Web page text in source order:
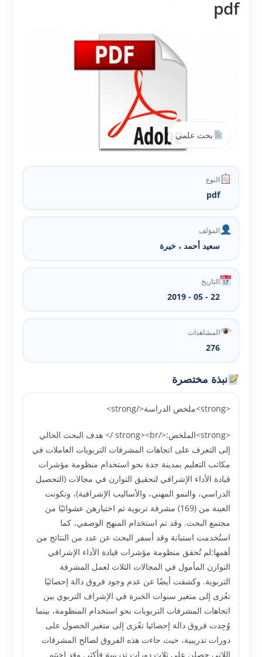
pdf
بحث علمي
النوع
pdf
المؤلف
سعيد أحمد ، خيرة
التاريخ
22 - 05 - 2019
المشاهدات
276
نبذة مختصرة
<strong>ملخص الدراسة</strong>
<strong>الملخص:</strong><br /> هدف البحث الحالي
إلى التعرف على اتجاهات المشرفات التربويات العاملات في
مکاتب التعليم بمدينة جدة نحو استخدام منظومة مؤشرات
قيادة الأداء الإشرافي لتحقيق التوازن في مجالات (التحصيل
الدراسي، والنمو المهني، والأساليب الإشرافية)، وتکونت
العينة من (169) مشرفة تربوية تم اختيارهن عشوائيًا من
مجتمع البحث. وقد تم استخدام المنهج الوصفي، کما
استُخدمت استبانة وقد أسفر البحث عن عدد من النتائج من
أهمها:لم تُحقق منظومة مؤشرات قيادة الأداء الإشرافي
التوازن المأمول في المجالات الثلاث لعمل المشرفة
التربوية. وکشفت أيضًا عن عدم وجود فروق دالة إحصائيًا
تعُزى إلى متغير سنوات الخبرة في الإشراف التربوي بين
اتجاهات المشرفات التربويات نحو استخدام المنظومة، بينما
وُجِدت فروق دالة إحصائيا تعُزى إلى متغير الحصول على
دورات تدريبية، حيث جاءت هذه الفروق لصالح المشرفات
اللاتي حصلن على ثلاث دورات تدريبية فأکثر. وقد اختِتم